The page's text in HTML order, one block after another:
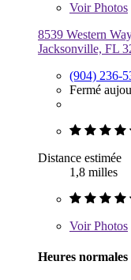
VoirPhotos
8539 Western
Jacksonville, FL
(904) 236-
Fermé
Distance estimée
1,8 milles
VoirPhotos
Heures normales